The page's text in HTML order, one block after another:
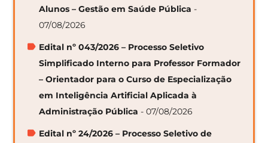
Alunos – Gestão em Saúde Pública -
07/08/2026
Edital nº 043/2026 – Processo Seletivo
Simplificado Interno para Professor Formador
– Orientador para o Curso de Especialização
em Inteligência Artificial Aplicada à
Administração Pública - 07/08/2026
Edital nº 24/2026 – Processo Seletivo de